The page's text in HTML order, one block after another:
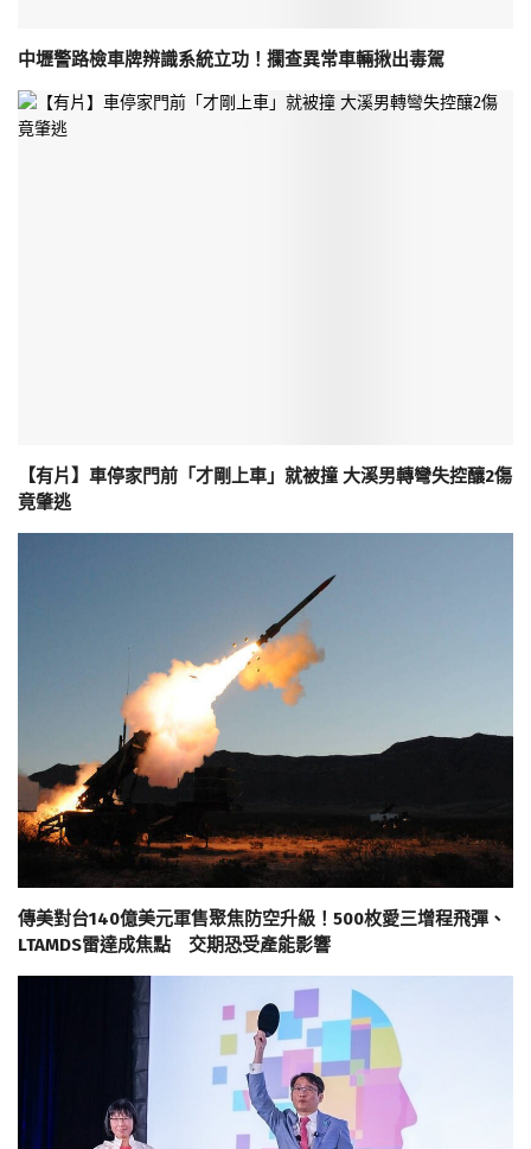
中壢警路檢車牌辨識系統立功！攔查異常車輛揪出毒駕
【有片】車停家門前「才剛上車」就被撞 大溪男轉彎失控釀2傷
竟肇逃
傳美對台140億美元軍售聚焦防空升級！500枚愛三增程飛彈、
LTAMDS雷達成焦點 交期恐受產能影響